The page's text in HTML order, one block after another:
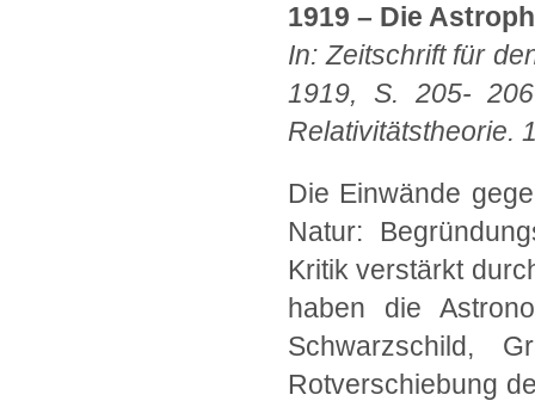
1919 – Die
In: Zeitschrift für
1919, S. 205-
Relativitätstheorie.
Die Einwände
Natur:
Kritik verstärkt
haben die
Schwarzschild,
Rotverschiebung